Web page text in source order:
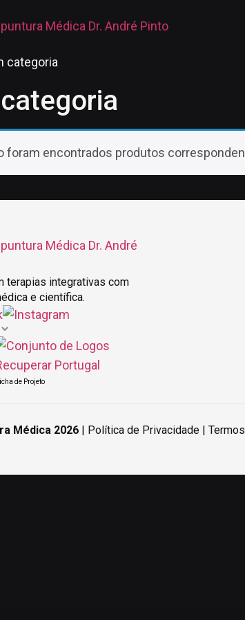
categoria
foram encontrados produtos
terapias integrativas com
e científica.
de Projeto
Médica 2026 | Política de Privacidade |